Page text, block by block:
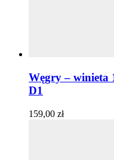
Węgry – winieta
D1
159,00 zł